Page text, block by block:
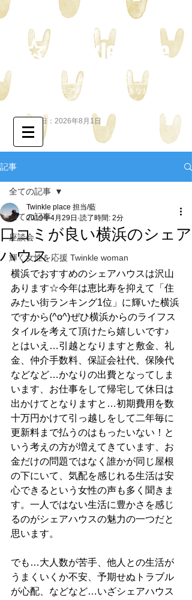
Twinkle place
横浜駅を中心に神奈川県内に20ハウス以上
女性専用 シェアハウス 綺麗で大きなお部屋
感覚・全ハウス少人数制・屋上付
更新日：2026年8月1日
記事
全ての記事
座談会
輝く女性を応援 Twinkle woman
全ての記事
口コミが良い横浜のシェア
ハウス
Twinkle place 担当/藍
2019年4月29日 読了時間: 2分
横浜でおすすめのシェアハウスは沢山
あります☆今年は恵比寿を抑えて「住
みたい街ランキング1位」に輝いた横浜
ですから(^o^)ぜひ横浜からのライフス
タイルを考えて頂けたら嬉しいです♪
とはいえ…引越となりますと敷金、礼
金、仲介手数料、保証会社代、保険代
などなど…かなりの出費となってしま
います、お仕事をして帰宅して休日は
出かけてとなりますと…初期費用を数
十万円かけて引っ越しをして二年毎に
更新料まで払うのはもったいない！と
いう考えの方が増えてきています、お
金だけの問題ではなく誰かが同じ屋根
の下にいて、気配を感じれる生活は安
心できるという女性の声も多く聞きま
す。一人ではない生活に豊かさを感じ
るのがシェアハウスの魅力の一つだと
思います。
でも…大人数が苦手、他人との生活が
うまくいくか不安、予期せぬトラブル
が心配、などなど…いざシェアハウス